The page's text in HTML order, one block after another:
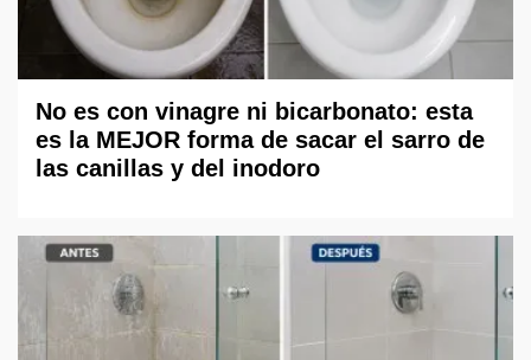
No es con vinagre ni bicarbonato: esta
es la MEJOR forma de sacar el sarro de
las canillas y del inodoro